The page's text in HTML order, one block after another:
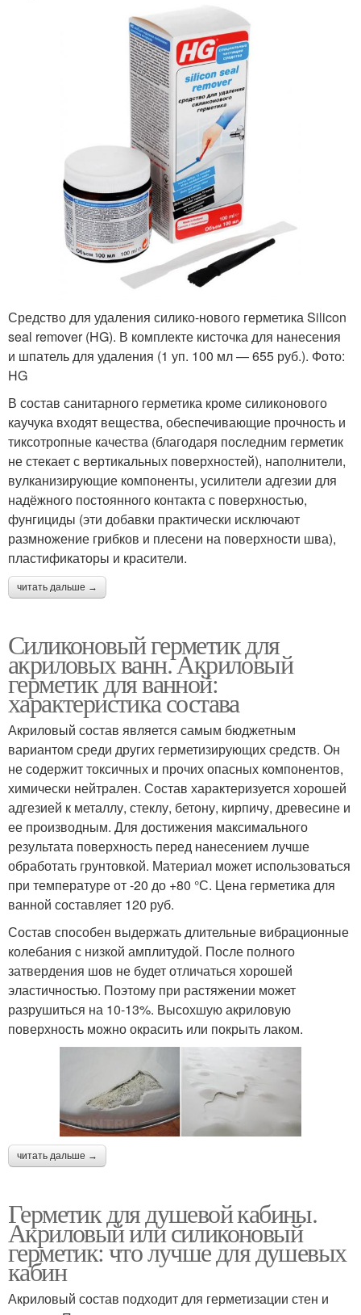
Средство для удаления силико-нового герметика Silicon
seal remover (HG). В ком­п­лекте кисточка для нанесения
и шпатель для удаления (1 уп. 100 мл — 655 руб.). Фото:
HG
В состав санитарного герметика кроме силиконового
каучука входят вещества, обеспечивающие прочность и
тиксотропные качества (благодаря последним герметик
не стекает с вертикальных поверхностей), наполнители,
вулканизирующие компоненты, усилители адгезии для
надёжного постоянного контакта с поверхностью,
фунгициды (эти добавки практически исключают
размножение грибков и плесени на поверхности шва),
пластификаторы и красители.
читать дальше →
Силиконовый герметик для
акриловых ванн. Акриловый
герметик для ванной:
характеристика состава
Акриловый состав является самым бюджетным
вариантом среди других герметизирующих средств. Он
не содержит токсичных и прочих опасных компонентов,
химически нейтрален. Состав характеризуется хорошей
адгезией к металлу, стеклу, бетону, кирпичу, древесине и
ее производным. Для достижения максимального
результата поверхность перед нанесением лучше
обработать грунтовкой. Материал может использоваться
при температуре от -20 до +80 °С. Цена герметика для
ванной составляет 120 руб.
Состав способен выдержать длительные вибрационные
колебания с низкой амплитудой. После полного
затвердения шов не будет отличаться хорошей
эластичностью. Поэтому при растяжении может
разрушиться на 10-13%. Высохшую акриловую
поверхность можно окрасить или покрыть лаком.
читать дальше →
Герметик для душевой кабины.
Акриловый или силиконовый
герметик: что лучше для душевых
кабин
Акриловый состав подходит для герметизации стен и